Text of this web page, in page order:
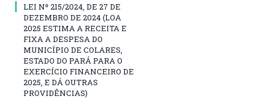
LEI Nº 215/2024, DE 27 DE
DEZEMBRO DE 2024 (LOA
2025 ESTIMA A RECEITA E
FIXA A DESPESA DO
MUNICÍPIO DE COLARES,
ESTADO DO PARÁ PARA O
EXERCÍCIO FINANCEIRO DE
2025, E DÁ OUTRAS
PROVIDÊNCIAS)